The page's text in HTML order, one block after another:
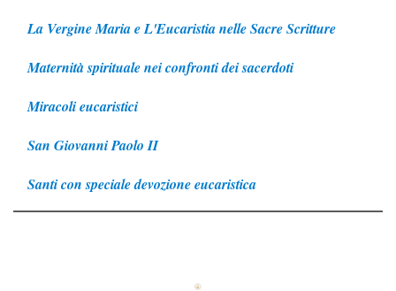
La Vergine Maria e L'Eucaristia nelle Sacre Scritture
Maternità spirituale nei confronti dei sacerdoti
Miracoli eucaristici
San Giovanni Paolo II
Santi con speciale devozione eucaristica